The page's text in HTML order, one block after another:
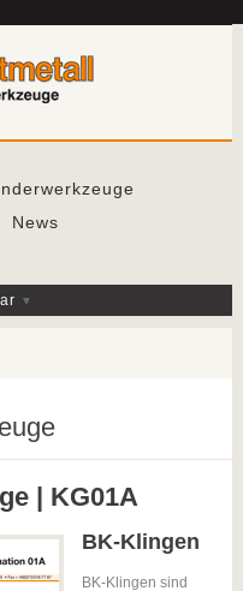
News
| KG01A
BK-Klingen
BK-Klingen sind